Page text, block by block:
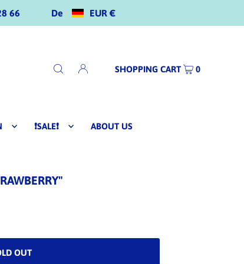
66 De EUR €
❗SALE❗ ABOUT US
SHOPPING CART 0